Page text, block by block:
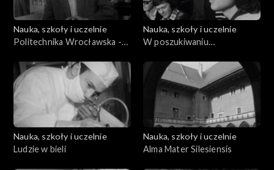
Nauka, szkoły i uczelnie
Politechnika Wrocławska -
Nauka, szkoły i uczelnie
W poszukiwaniu
Nauka, szkoły i uczelnie
Ludzie w bieli
Nauka, szkoły i uczelnie
Alma Mater Silesiensis